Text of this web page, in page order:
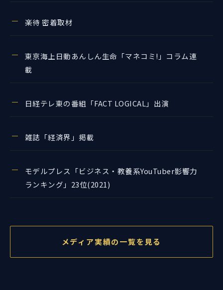
楽待 密着取材
東京海上日動あんしん生命「マネコミ!」コラム連
載
日経テレ東の番組「FACT LOGICAL」出演
雑誌「経済界」掲載
モデルプレス「ビジネス・教養系YouTuber影響力
ランキング」23位(2021)
メディア実績の一覧を見る